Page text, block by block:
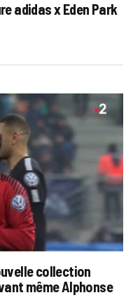
adidas x Eden Park
collection
même Alphonse